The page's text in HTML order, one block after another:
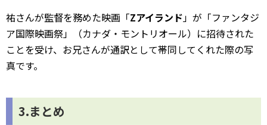
祐さんが監督を務めた映画「Zアイランド」が「ファンタジ
ア国際映画祭」（カナダ・モントリオール）に招待された
ことを受け、お兄さんが通訳として帯同してくれた際の写
真です。
3.まとめ